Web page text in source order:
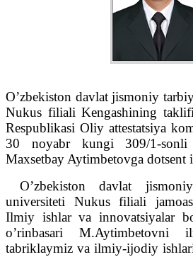
O’zbekiston davlat jismoniy
Nukus filiali Kengashining taklifi
Respublikasi Oliy attestatsiya
30 noyabr kungi 309/1-sonli
Maxsetbay Aytimbetovga
O’zbekiston davlat
universiteti Nukus filiali
Ilmiy ishlar va innovatsiyalar
o’rinbasari
tabriklaymiz va ilmiy-ijodiy